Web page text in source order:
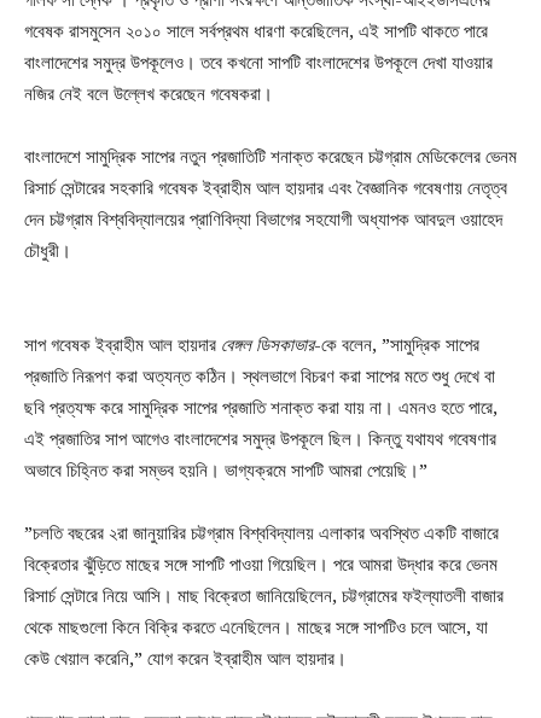
গবেষক রাসমুসেন ২০১০ সালে সর্বপ্রথম ধারণা করেছিলেন, এই সাপটি থাকতে পারে
বাংলাদেশের সমুদ্র উপকূলেও। তবে কখনো সাপটি বাংলাদেশের উপকূলে দেখা যাওয়ার
নজির নেই বলে উল্লেখ করেছেন গবেষকরা।
বাংলাদেশে সামুদ্রিক সাপের নতুন প্রজাতিটি শনাক্ত করেছেন চট্টগ্রাম মেডিকেলের ভেনম
রিসার্চ সেন্টারের সহকারি গবেষক ইব্রাহীম আল হায়দার এবং বৈজ্ঞানিক গবেষণায় নেতৃত্ব
দেন চট্টগ্রাম বিশ্ববিদ্যালয়ের প্রাণিবিদ্যা বিভাগের সহযোগী অধ্যাপক আবদুল ওয়াহেদ
চৌধুরী।
সাপ গবেষক ইব্রাহীম আল হায়দার বেঙ্গল ডিসকাভার-কে বলেন, ”সামুদ্রিক সাপের
প্রজাতি নিরূপণ করা অত্যন্ত কঠিন। স্থলভাগে বিচরণ করা সাপের মতে শুধু দেখে বা
ছবি প্রত্যক্ষ করে সামুদ্রিক সাপের প্রজাতি শনাক্ত করা যায় না। এমনও হতে পারে,
এই প্রজাতির সাপ আগেও বাংলাদেশের সমুদ্র উপকূলে ছিল। কিন্তু যথাযথ গবেষণার
অভাবে চিহ্নিত করা সম্ভব হয়নি। ভাগ্যক্রমে সাপটি আমরা পেয়েছি।”
”চলতি বছরের ২রা জানুয়ারির চট্টগ্রাম বিশ্ববিদ্যালয় এলাকার অবস্থিত একটি বাজারে
বিক্রেতার ঝুঁড়িতে মাছের সঙ্গে সাপটি পাওয়া গিয়েছিল। পরে আমরা উদ্ধার করে ভেনম
রিসার্চ সেন্টারে নিয়ে আসি। মাছ বিক্রেতা জানিয়েছিলেন, চট্টগ্রামের ফইল্যাতলী বাজার
থেকে মাছগুলো কিনে বিক্রি করতে এনেছিলেন। মাছের সঙ্গে সাপটিও চলে আসে, যা
কেউ খেয়াল করেনি,” যোগ করেন ইব্রাহীম আল হায়দার।